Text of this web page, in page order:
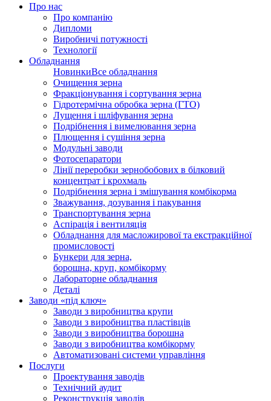
Про нас
Про компанію
Дипломи
Виробничі потужності
Технології
Обладнання
НовинкиВсе обладнання
Очищення зерна
Фракціонування і сортування зерна
Гідротермічна обробка зерна (ГТО)
Лущення і шліфування зерна
Подрібнення і вимелювання зерна
Плющення і сушіння зерна
Модульні заводи
Фотосепаратори
Лінії переробки зернобобових в білковий
концентрат і крохмаль
Подрібнення зерна і змішування комбікорма
Зважування, дозування і пакування
Транспортування зерна
Аспірація і вентиляція
Обладнання для масложирової та екстракційної
промисловості
Бункери для зерна,
борошна, круп, комбікорму
Лабораторне обладнання
Деталі
Заводи «під ключ»
Заводи з виробництва крупи
Заводи з виробництва пластівців
Заводи з виробництва борошна
Заводи з виробництва комбікорму
Автоматизовані системи управління
Послуги
Проектування заводів
Технічний аудит
Реконструкція заводів